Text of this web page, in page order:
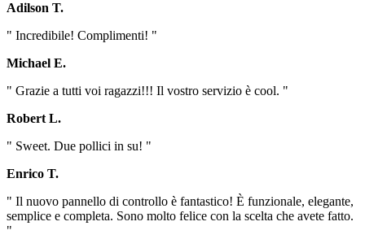
Adilson T.
" Incredibile! Complimenti! "
Michael E.
" Grazie a tutti voi ragazzi!!! Il vostro servizio è cool. "
Robert L.
" Sweet. Due pollici in su! "
Enrico T.
" Il nuovo pannello di controllo è fantastico! È funzionale, elegante,
semplice e completa. Sono molto felice con la scelta che avete fatto.
"